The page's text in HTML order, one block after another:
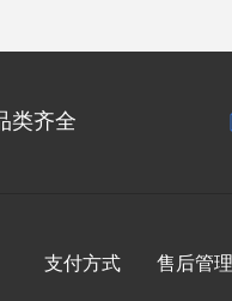
类齐全
支付方式 售后管理